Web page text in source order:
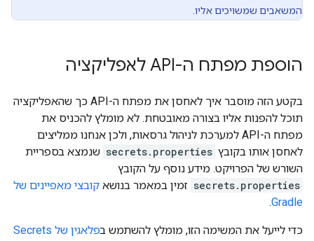
המשאבים שמשויכים אליו.
הוספת מפתח ה-API לאפליקציה
בקטע הזה מוסבר איך לאחסן את מפתח ה-API כך שהאפליקציה
תוכל להפנות אליו בצורה מאובטחת. לא מומלץ להכניס את
מפתח ה-API למערכת לניהול גרסאות, ולכן אנחנו ממליצים
לאחסן אותו בקובץ secrets.properties שנמצא בספריית
השורש של הפרויקט. מידע נוסף על הקובץ
secrets.properties זמין במאמר בנושא קובצי מאפיינים של
Gradle
.
כדי לייעל את המשימה הזו, מומלץ להשתמש ב
פלאגין של Secrets